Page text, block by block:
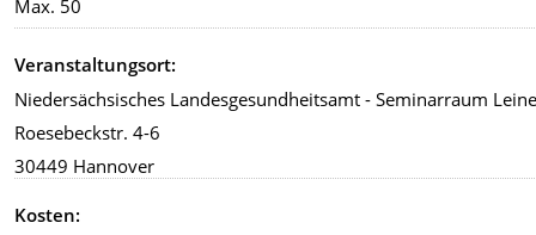
Max. 50
Veranstaltungsort:
Niedersächsisches Landesgesundheitsamt - Seminarraum
Roesebeckstr. 4-6
30449 Hannover
Kosten: